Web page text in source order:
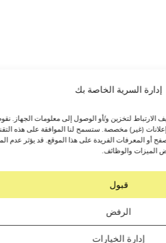
الخاصة بك
و/أو الوصول إلى معلومات الجهاز. نقوم بذلك
مخصصة. ستسمح لنا الموافقة على هذه التقنيات
الفريدة على هذا الموقع. قد يؤثر عدم الموافقة
الخيارات